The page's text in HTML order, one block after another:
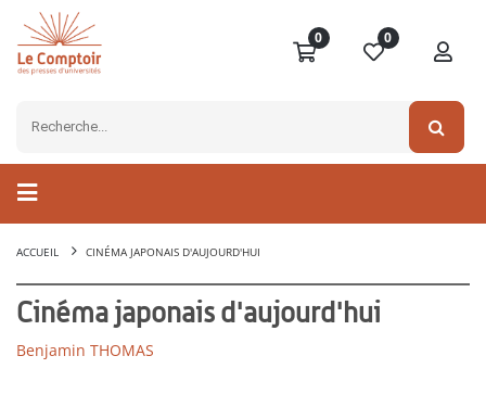
0 0
ACCUEIL CINÉMA JAPONAIS D'AUJOURD'HUI
Cinéma japonais d'aujourd'hui
Benjamin THOMAS